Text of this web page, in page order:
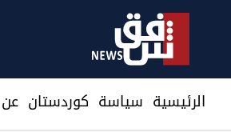
الرئيسية سیاسة كوردستان